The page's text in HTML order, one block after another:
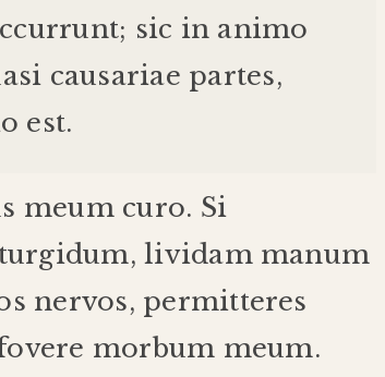
; sic in animo
causariae partes,
est.
meum curo. Si
turgidum,lividam manum
nervos, permitteres
morbum meum.